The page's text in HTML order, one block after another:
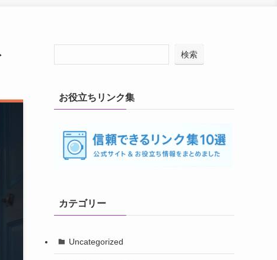
検索
お役立ちリンク集
カテゴリー
Uncategorized